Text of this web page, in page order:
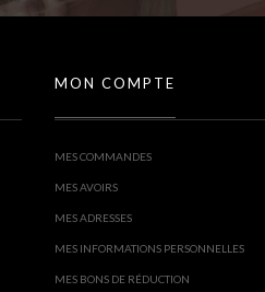
MON COMPTE
MES COMMANDES
MES AVOIRS
MES ADRESSES
MES INFORMATIONS PERSONNELLES
MES BONS DE RÉDUCTION